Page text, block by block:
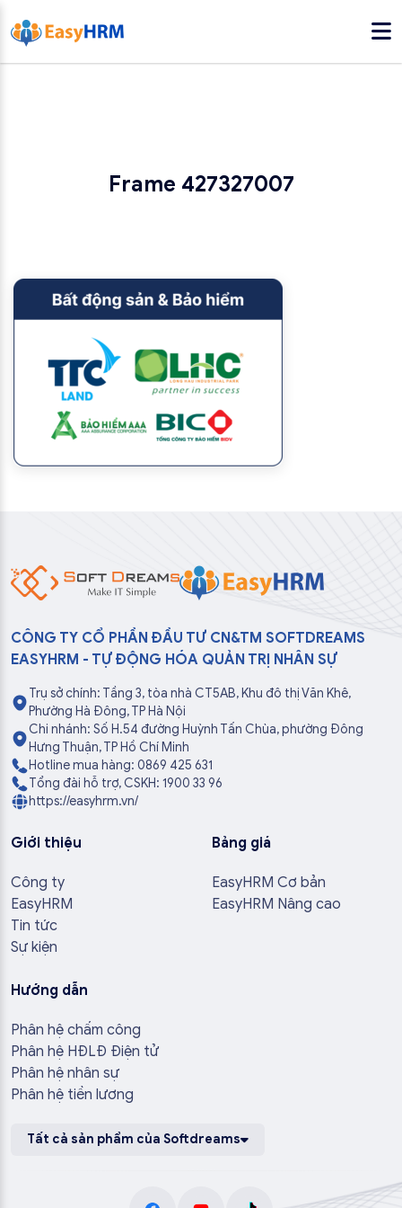
Frame 427327007
CÔNG TY CỔ PHẦN ĐẦU TƯ CN&TM SOFTDREAMS
EASYHRM - TỰ ĐỘNG HÓA QUẢN TRỊ NHÂN SỰ
Trụ sở chính: Tầng 3, tòa nhà CT5AB, Khu đô thị Văn Khê,
Phường Hà Đông, TP Hà Nội
Chi nhánh: Số H.54 đường Huỳnh Tấn Chùa, phường Đông
Hưng Thuận, TP Hồ Chí Minh
Hotline mua hàng: 0869 425 631
Tổng đài hỗ trợ, CSKH: 1900 33 96
https://easyhrm.vn/
Giới thiệu
Công ty
EasyHRM
Tin tức
Sự kiện
Bảng giá
EasyHRM Cơ bản
EasyHRM Nâng cao
Hướng dẫn
Phân hệ chấm công
Phân hệ HĐLĐ Điện tử
Phân hệ nhân sự
Phân hệ tiền lương
Tất cả sản phẩm của Softdreams